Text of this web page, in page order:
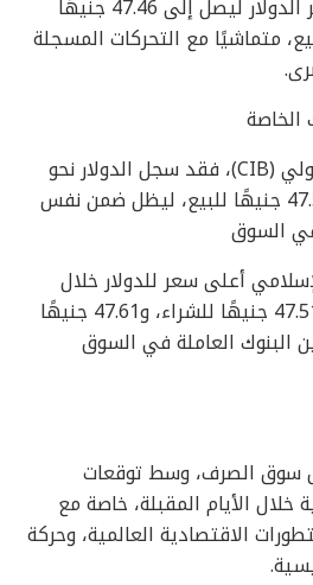
وفي بنك مصر، ارتفع سعر الدولار ليصل إلى 47.46 جنيهًا
جنيهًا للبيع، متماشيًا مع التحركات المسجلة
الخاصة
أما في البنك التجاري الدولي (CIB)، فقد سجل الدولار نحو
47.45 جنيهًا للشراء، و47.55 جنيهًا للبيع، ليظل ضمن نفس
السوق
أعلى سعر للدولار خلال
تعاملات اليوم، حيث بلغ 47.51 جنيهًا للشراء، و47.61 جنيهًا
البنوك العاملة في السوق
سوق الصرف، وسط توقعات
خلال الأيام المقبلة، خاصة مع
الاقتصادية العالمية، وحركة